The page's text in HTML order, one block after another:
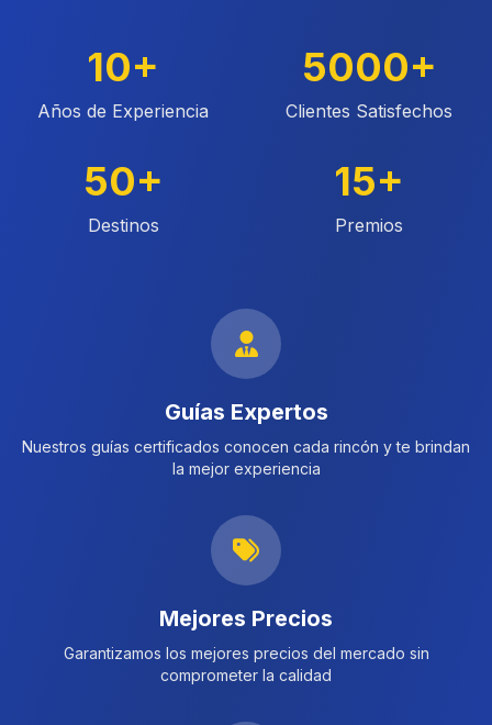
10+
Años de Experiencia
5000+
Clientes Satisfechos
50+
Destinos
15+
Premios
Guías Expertos
Nuestros guías certificados conocen cada rincón y te brindan
la mejor experiencia
Mejores Precios
Garantizamos los mejores precios del mercado sin
comprometer la calidad